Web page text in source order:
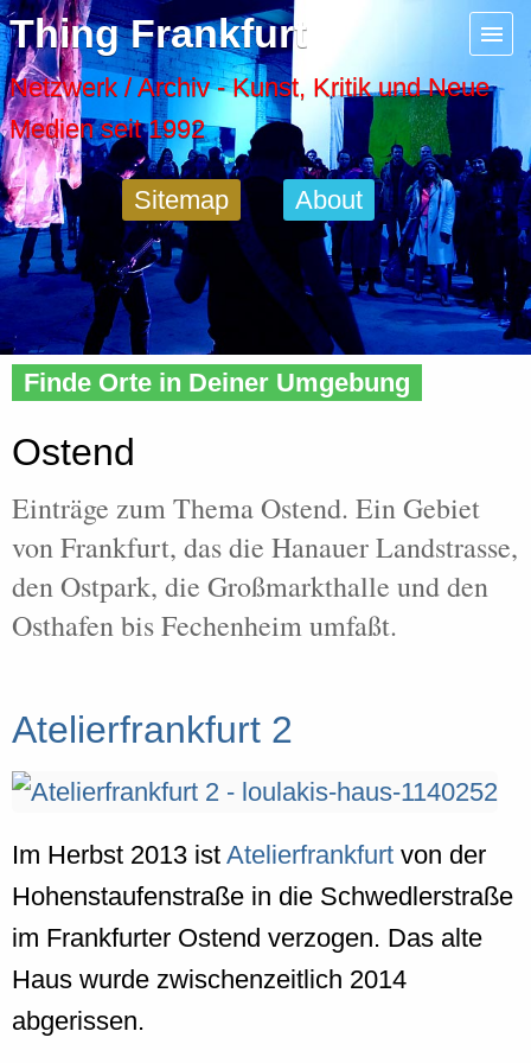
Thing Frankfurt
Netzwerk / Archiv - Kunst, Kritik und Neue
Medien seit 1992
Sitemap About
Home» Tags » Ostend
Finde Orte in Deiner Umgebung
Ostend
Einträge zum Thema Ostend. Ein Gebiet
von Frankfurt, das die Hanauer Landstrasse,
den Ostpark, die Großmarkthalle und den
Osthafen bis Fechenheim umfaßt.
Atelierfrankfurt 2
Im Herbst 2013 ist Atelierfrankfurt von der
Hohenstaufenstraße in die Schwedlerstraße
im Frankfurter Ostend verzogen. Das alte
Haus wurde zwischenzeitlich 2014
abgerissen.
Menu
Artspaces
Cool Places
Frankfurt Diary
Activity
Recent Posts